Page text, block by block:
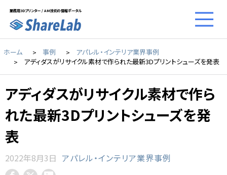
業務用3Dプリンター / AM技術の情報ポータル
ホーム 事例
アパレル・インテリア業界事例
アディダスがリサイクル素材で作られた最新3Dプリントシューズを発表
アディダスがリサイクル素材で作ら
れた最新3Dプリントシューズを発
表
2022年8月3日 アパレル・インテリア業界事例